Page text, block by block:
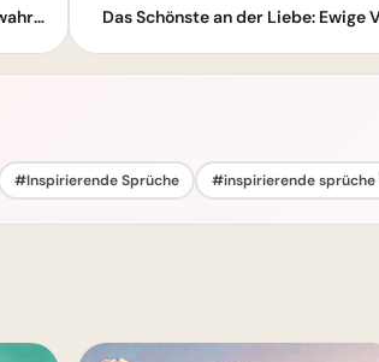
Das Schönste am Reisen ist die Rückkehr mit neuen Augen – Eine wahre Weisheit Das Schönste an der Liebe:
#Inspirierende Sprüche #inspirierende sprüche